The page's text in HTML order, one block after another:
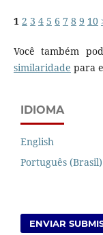
1 2 3 4 5 6 7 8 9 10
Você também
similaridade para
IDIOMA
English
Português (Brasil)
ENVIAR